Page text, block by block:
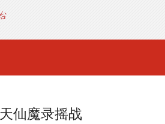
仙魔录摇战